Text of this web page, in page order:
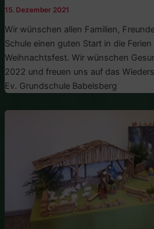
15. Dezember 2021
Wir wünschen allen Familien,
Schule einen guten Start in die
Weihnachtsfest. Wir wünschen
2022 und freuen uns auf das
Ev. Grundschule Babelsberg